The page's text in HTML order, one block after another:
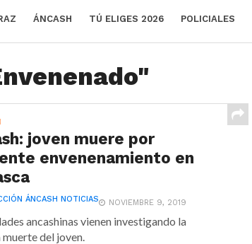
ÁNCASH TÚ ELIGES 2026 POLICIALES
joven muere por
envenenamiento en
ÁNCASH NOTICIAS NOVIEMBRE 9, 2019
ancashinas vienen investigando la
del joven.